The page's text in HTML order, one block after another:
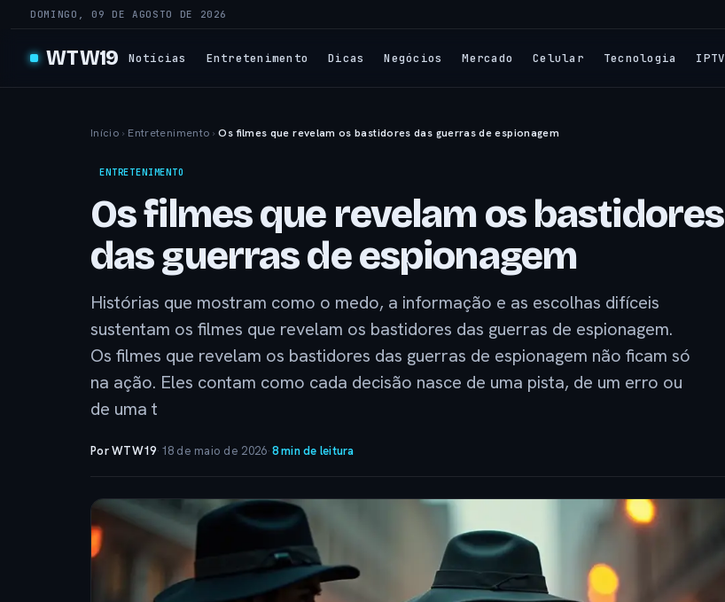
DOMINGO, 09 DE AGOSTO DE 2026
WTW19 Notícias Entretenimento Dicas Negócios Mercado Celular Tecnologia IPTV
Início › Entretenimento › Os filmes que revelam os bastidores das guerras de espionagem
ENTRETENIMENTO
Os filmes que revelam os bastidores
das guerras de espionagem
Histórias que mostram como o medo, a informação e as escolhas difíceis
sustentam os filmes que revelam os bastidores das guerras de espionagem.
Os filmes que revelam os bastidores das guerras de espionagem não ficam só
na ação. Eles contam como cada decisão nasce de uma pista, de um erro ou
de uma t
Por WTW19· 18 de maio de 2026·8 min de leitura